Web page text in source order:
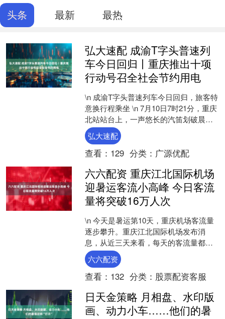
头条 最新 最热
弘大速配 成渝T字头普速列
车今日回归丨重庆推出十项
行动号召全社会节约用电
\n 成渝T字头普速列车今日回归，旅客特
意换行程乘坐 \n 7月10日7时21分，重庆
北站站台上，一声悠长的汽笛划破晨间
宁静。T8803次列车缓缓启动驶向成都
西....
弘大速配
查看： 129 分类： 广源优配
六六配资 重庆江北国际机场
迎暑运客流小高峰 今日客流
量将突破16万人次
\n 今天是暑运第10天，重庆机场客流量
逐步攀升。重庆江北国际机场发布消
息，从近三天来看，每天的客流量都在
15万人次以上，今天将迎来出行小高
峰，预计全天航班起降....
六六配资
查看： 132 分类： 股票配资客服
日天金策略 月相盘、水印版
画、动力小车……他们的暑